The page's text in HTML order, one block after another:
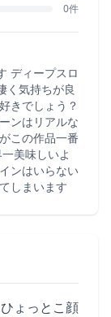
0件
ディープスロ
く気持ちが良
きでしょう？
ンはリアルな
この作品一番
美味しいよ
ンはいらない
しまいます
ょっとこ顔